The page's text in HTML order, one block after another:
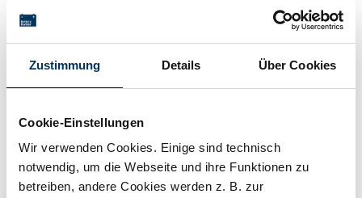
Zustimmung Details Über Cookies
Cookie-Einstellungen
Wir verwenden Cookies. Einige sind technisch
notwendig, um die Webseite und ihre Funktionen zu
betreiben, andere Cookies werden z. B. zur
Speicherlösung
Spannung: 48V